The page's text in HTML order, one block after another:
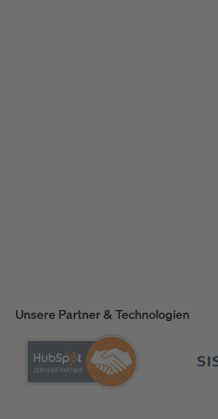
Unsere Partner & Technologien